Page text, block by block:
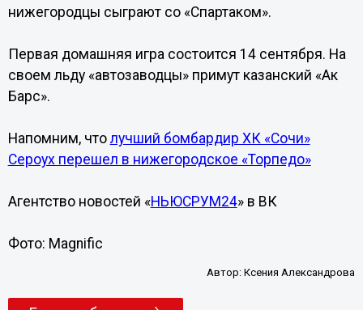
нижегородцы сыграют со «Спартаком».
Первая домашняя игра состоится 14 сентября. На
своем льду «автозаводцы» примут казанский «Ак
Барс».
Напомним, что лучший бомбардир ХК «Сочи»
Сероух перешел в нижегородское «Торпедо»
Агентство новостей «НЬЮСРУМ24» в ВК
Фото: Magnific
Автор:Ксения Александрова